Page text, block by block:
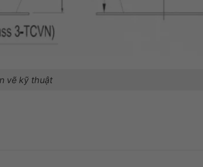
vẽ kỹ thuật